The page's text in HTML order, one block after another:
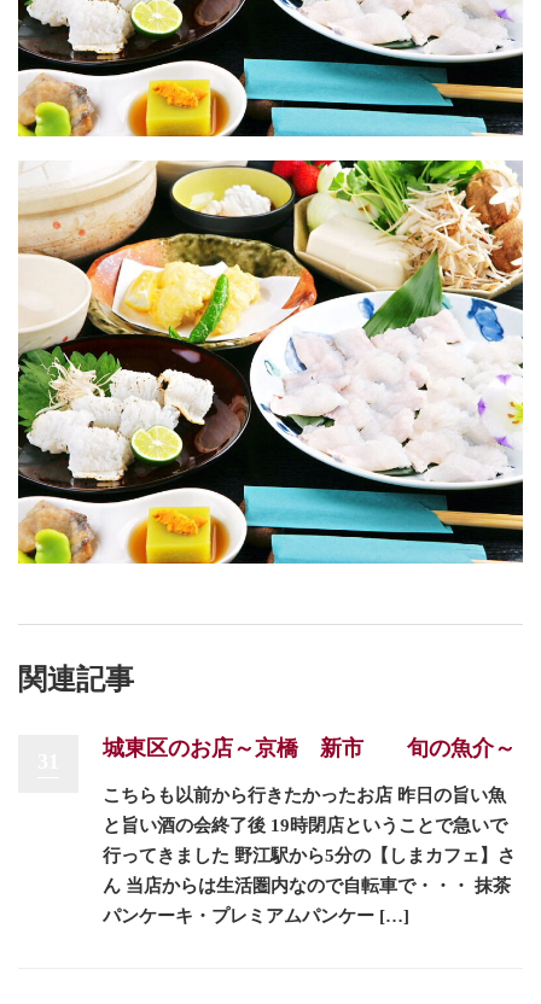
関連記事
城東区のお店～京橋 新市 旬の魚介～
こちらも以前から行きたかったお店 昨日の旨い魚
と旨い酒の会終了後 19時閉店ということで急いで
行ってきました 野江駅から5分の【しまカフェ】さ
ん 当店からは生活圏内なので自転車で・・・ 抹茶
パンケーキ・プレミアムパンケー […]